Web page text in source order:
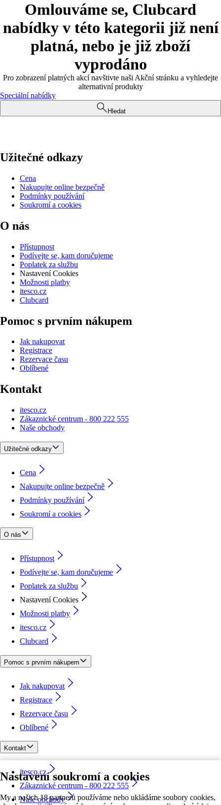
Nastavení soukromí a cookies
My a našich 18 partnerů používáme nebo ukládáme soubory cookies,
Omlouváme se, Clubcard
nabídky v této kategorii již není
platná, nebo je již zboží
vyprodáno
Pro zobrazení platných akcí navštivte naši Akční stránku a vyhledejte
alternativní produkty
Speciální nabídky
Hledat
Užitečné odkazy
Cena
Nakupujte online bezpečně
Podmínky používání
Soukromí a cookies
O nás
Přístupnost
Podívejte se, kam doručujeme
Poplatek za službu
Nastavení Cookies
Možnosti platby
itesco.cz
Clubcard
Pomoc s prvním nákupem
Jak nakupovat
Registrace
Rezervace času
Oblíbené
Kontakt
itesco.cz
Zákaznické centrum - 800 222 555
Naše obchody
Užitečné odkazy
Cena
Nakupujte online bezpečně
Podmínky používání
Soukromí a cookies
O nás
Přístupnost
Podívejte se, kam doručujeme
Poplatek za službu
Nastavení Cookies
Možnosti platby
itesco.cz
Clubcard
Pomoc s prvním nákupem
Jak nakupovat
Registrace
Rezervace času
Oblíbené
Kontakt
itesco.cz
Zákaznické centrum - 800 222 555
Naše obchody